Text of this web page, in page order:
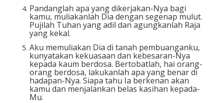
Pandanglah apa yang dikerjakan-Nya bagi
kamu, muliakanlah Dia dengan segenap mulut.
Pujilah Tuhan yang adil dan agungkanlah Raja
yang kekal.
Aku memuliakan Dia di tanah pembuanganku,
kunyatakan kekuasaan dan kebesaran-Nya
kepada kaum berdosa. Bertobatlah, hai orang-
orang berdosa, lakukanlah apa yang benar di
hadapan-Nya. Siapa tahu Ia berkenan akan
kamu dan menjalankan belas kasihan kepada-
Mu.